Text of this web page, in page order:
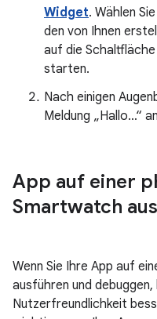
Widget. Wählen
den von Ihnen
auf die Schaltfläche
starten.
Nach einigen
Meldung „Hallo…“
App auf einer
Smartwatch
Wenn Sie Ihre App auf
ausführen und debuggen,
Nutzerfreundlichkeit